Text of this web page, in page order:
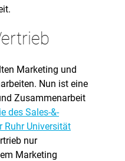
Marketing und
Nun ist eine
Zusammenarbeit
des Sales-&-
Ruhr Universität
nur
Marketing